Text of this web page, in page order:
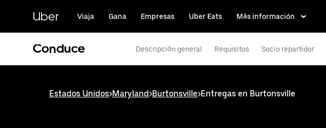
contenido
principal
Uber Viaja Gana Empresas Uber Eats Más información
Conduce Descripción general Requisitos Socio repartidor
Estados Unidos>Maryland>Burtonsville>Entregas en Burtonsville